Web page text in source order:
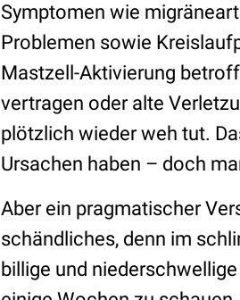
Symptomen wie
Problemen sowie
Mastzell-Aktivierung
vertragen oder alte
plötzlich wieder weh tut.
Ursachen haben – doch
Aber ein pragmatischer
schändliches, denn im
billige und